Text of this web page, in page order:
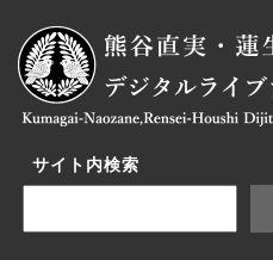
サイト内検索